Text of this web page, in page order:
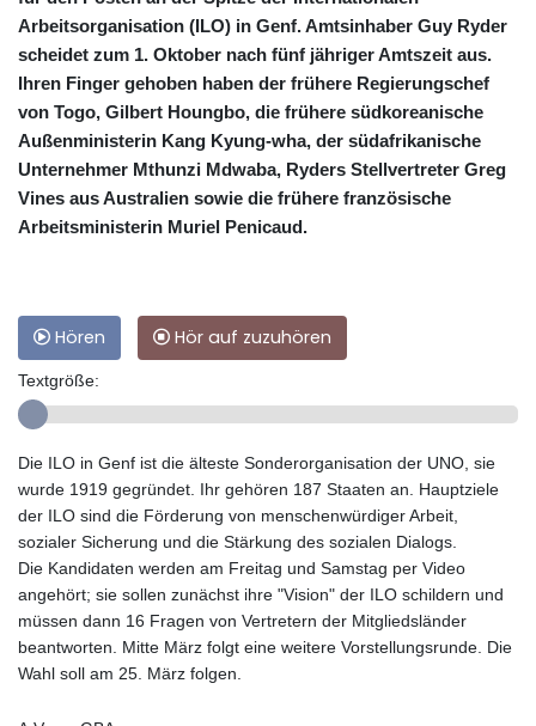
Arbeitsorganisation (ILO) in Genf. Amtsinhaber Guy Ryder
scheidet zum 1. Oktober nach fünf jähriger Amtszeit aus.
Ihren Finger gehoben haben der frühere Regierungschef
von Togo, Gilbert Houngbo, die frühere südkoreanische
Außenministerin Kang Kyung-wha, der südafrikanische
Unternehmer Mthunzi Mdwaba, Ryders Stellvertreter Greg
Vines aus Australien sowie die frühere französische
Arbeitsministerin Muriel Penicaud.
Hören Hör auf zuzuhören
Textgröße:
Die ILO in Genf ist die älteste Sonderorganisation der UNO, sie
wurde 1919 gegründet. Ihr gehören 187 Staaten an. Hauptziele
der ILO sind die Förderung von menschenwürdiger Arbeit,
sozialer Sicherung und die Stärkung des sozialen Dialogs.
Die Kandidaten werden am Freitag und Samstag per Video
angehört; sie sollen zunächst ihre "Vision" der ILO schildern und
müssen dann 16 Fragen von Vertretern der Mitgliedsländer
beantworten. Mitte März folgt eine weitere Vorstellungsrunde. Die
Wahl soll am 25. März folgen.